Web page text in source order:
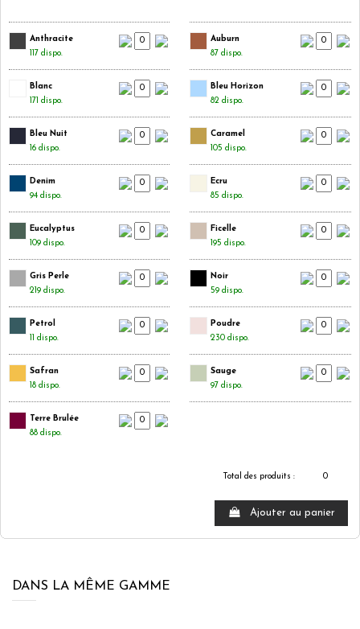
Anthracite
117 dispo.
Auburn
87 dispo.
Blanc
171 dispo.
Bleu Horizon
82 dispo.
Bleu Nuit
16 dispo.
Caramel
105 dispo.
Denim
94 dispo.
Ecru
85 dispo.
Eucalyptus
109 dispo.
Ficelle
195 dispo.
Gris Perle
219 dispo.
Noir
59 dispo.
Petrol
11 dispo.
Poudre
230 dispo.
Safran
18 dispo.
Sauge
97 dispo.
Terre Brulée
88 dispo.
Total des produits : 0
Ajouter au panier
DANS LA MÊME GAMME